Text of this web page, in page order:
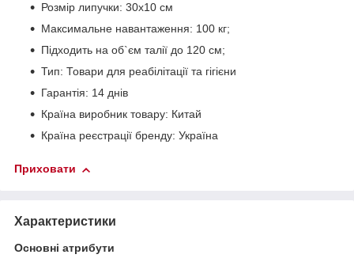
Розмір липучки: 30х10 см
Максимальне навантаження: 100 кг;
Підходить на об`єм талії до 120 см;
Тип: Товари для реабілітації та гігієни
Гарантія: 14 днів
Країна виробник товару: Китай
Країна реєстрації бренду: Україна
Приховати
Характеристики
Основні атрибути